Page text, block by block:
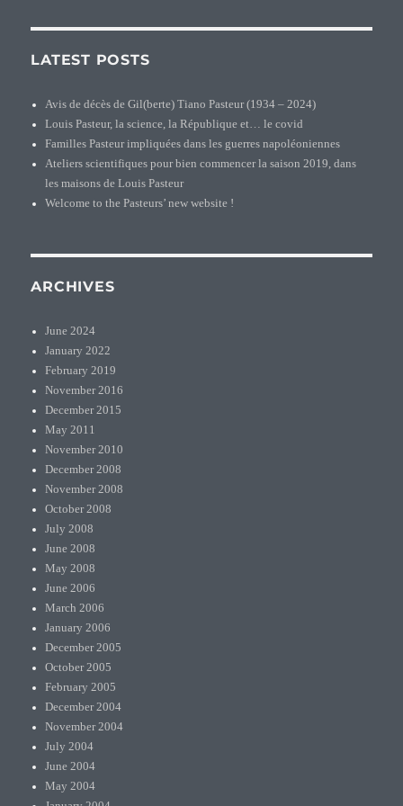
2024)
LATEST POSTS
Avis de décès de Gil(berte) Tiano Pasteur (1934 – 2024)
Louis Pasteur, la science, la République et… le covid
Familles Pasteur impliquées dans les guerres napoléoniennes
Ateliers scientifiques pour bien commencer la saison 2019, dans
les maisons de Louis Pasteur
Welcome to the Pasteurs’ new website !
ARCHIVES
June 2024
January 2022
February 2019
November 2016
December 2015
May 2011
November 2010
December 2008
November 2008
October 2008
July 2008
June 2008
May 2008
June 2006
March 2006
January 2006
December 2005
October 2005
February 2005
December 2004
November 2004
July 2004
June 2004
May 2004